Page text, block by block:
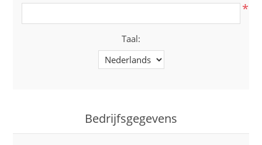
*
Taal:
Bedrijfsgegevens